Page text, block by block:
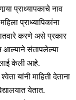
प्राध्यापकाचे नाव
प्राध्यापिकांना
करणे असे प्रकार
आल्याने संतापलेल्या
केली आहे.
यांनी माहिती देताना
येतात.